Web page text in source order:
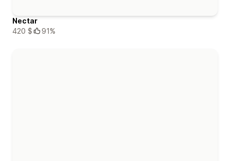
Nectar
420 $
91%